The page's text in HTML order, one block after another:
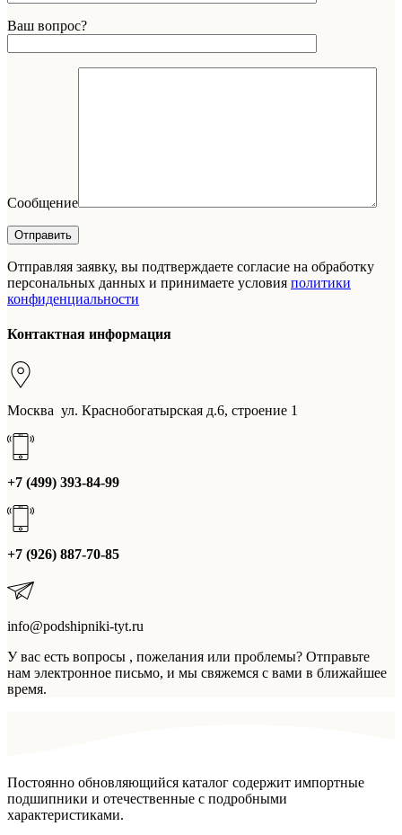
Ваш вопрос?
Сообщение
Отправляя заявку, вы подтверждаете согласие на обработку
персональных данных и принимаете условия политики
конфиденциальности
Контактная информация
Москва ул. Краснобогатырская д.6, строение 1
+7 (499) 393-84-99
+7 (926) 887-70-85
info@podshipniki-tyt.ru
У вас есть вопросы , пожелания или проблемы? Отправьте
нам электронное письмо, и мы свяжемся с вами в ближайшее
время.
Постоянно обновляющийся каталог содержит импортные
подшипники и отечественные с подробными
характеристиками.